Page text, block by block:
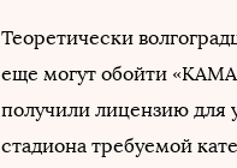
Теоретически
еще могут обойти
получили лицензию для
стадиона требуемой